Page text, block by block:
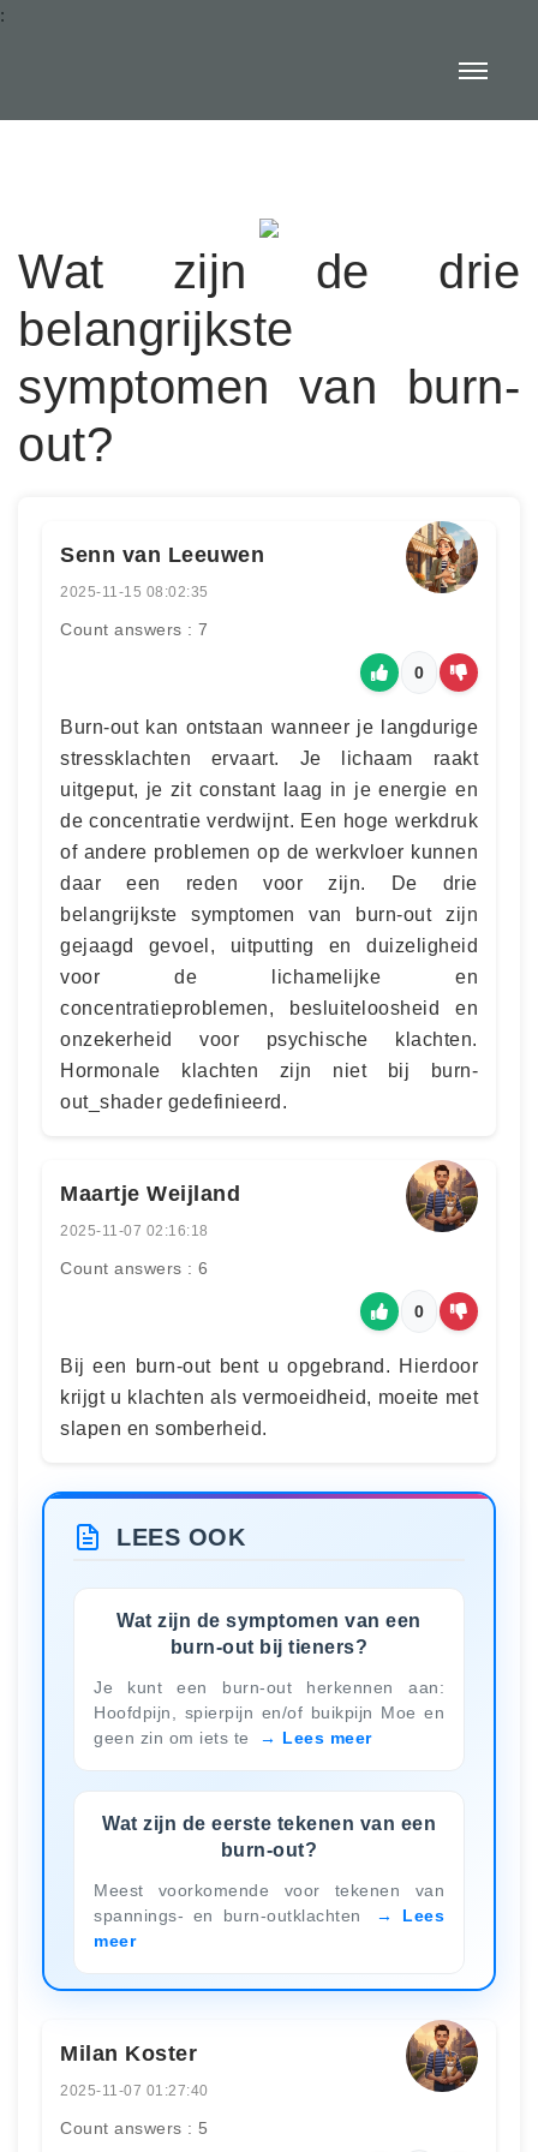
:
Wat zijn de drie
belangrijkste
symptomen van burn-
out?
Senn van Leeuwen
2025-11-15 08:02:35
Count answers : 7
0
Burn-out kan ontstaan wanneer je langdurige
stressklachten ervaart. Je lichaam raakt
uitgeput, je zit constant laag in je energie en
de concentratie verdwijnt. Een hoge werkdruk
of andere problemen op de werkvloer kunnen
daar een reden voor zijn. De drie
belangrijkste symptomen van burn-out zijn
gejaagd gevoel, uitputting en duizeligheid
voor de lichamelijke en
concentratieproblemen, besluiteloosheid en
onzekerheid voor psychische klachten.
Hormonale klachten zijn niet bij burn-
out_shader gedefinieerd.
Maartje Weijland
2025-11-07 02:16:18
Count answers : 6
0
Bij een burn-out bent u opgebrand. Hierdoor
krijgt u klachten als vermoeidheid, moeite met
slapen en somberheid.
LEES OOK
Wat zijn de symptomen van een
burn-out bij tieners?
Je kunt een burn-out herkennen aan:
Hoofdpijn, spierpijn en/of buikpijn Moe en
geen zin om iets te
Lees meer
Wat zijn de eerste tekenen van een
burn-out?
Meest voorkomende voor tekenen van
spannings- en burn-outklachten
Lees
meer
Milan Koster
2025-11-07 01:27:40
Count answers : 5